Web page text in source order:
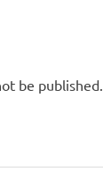
be published.